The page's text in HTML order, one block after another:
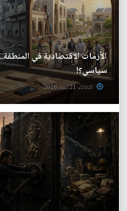
الأزمات الاقتصادية في
سياسي؟!
الثلاثاء 21 تموز 2026